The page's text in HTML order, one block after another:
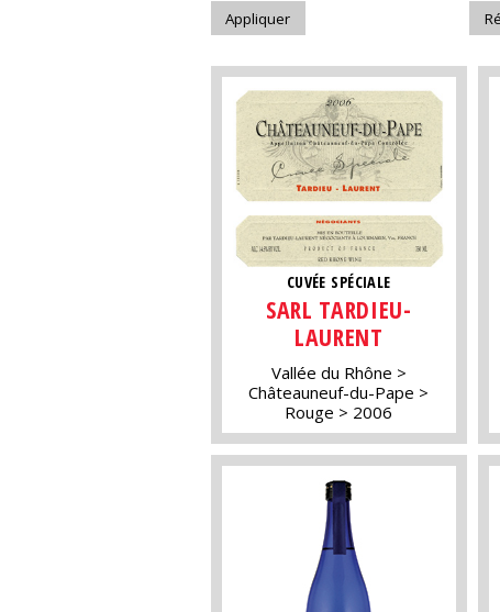
CUVÉE SPÉCIALE
SARL TARDIEU-
LAURENT
Vallée du Rhône
Châteauneuf-du-Pape
Rouge
2006